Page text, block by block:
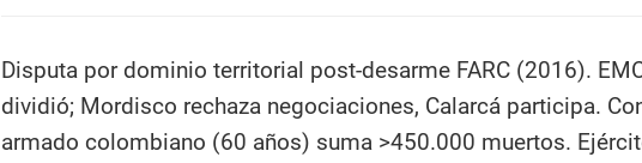
Disputa por dominio territorial post-desarme FARC (2016).
dividió; Mordisco rechaza negociaciones, Calarcá participa.
armado colombiano (60 años) suma >450.000 muertos.